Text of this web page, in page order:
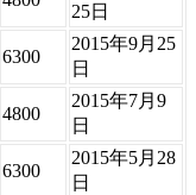
25日
6300
2015年9月25
日
4800
2015年7月9
日
6300
2015年5月28
日